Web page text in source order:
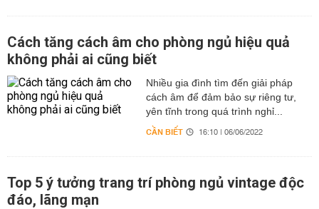
Cách tăng cách âm cho phòng ngủ hiệu quả
không phải ai cũng biết
Nhiều gia đình tìm đến giải pháp
cách âm để đảm bảo sự riêng tư,
yên tĩnh trong quá trình nghỉ...
CẦN BIẾT 16:10 | 06/06/2022
Top 5 ý tưởng trang trí phòng ngủ vintage độc
đáo, lãng mạn